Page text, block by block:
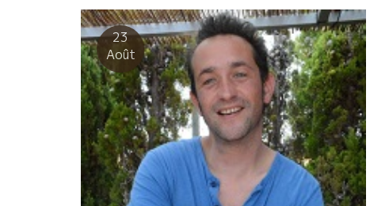
造ってしまった。 その名も“桜島” ジェロームは桜島を見
て強烈なエモーションを感じたらしい。 2016年はジェ
ロームにとっては、厳しい年だった。 それらの苦悶をす
べて打ち消す程のエモーションをこの桜時に感じたのだ
ろう。 明日へのエネルギーがよみがえるエモーションナ
ルな空間だった。 2016産はすべてラベル。ほんの少量
しかない。 私にとってもエモーションナルな５０年
ぶりの鹿児島。日本がホントに変わる時は、鹿児島から
と決まっている。 この薩摩の国から日本中に染まってい
く。 この薩摩の人達が赤い自然な液体をグイグイ飲む日
が来たら。
23
Août